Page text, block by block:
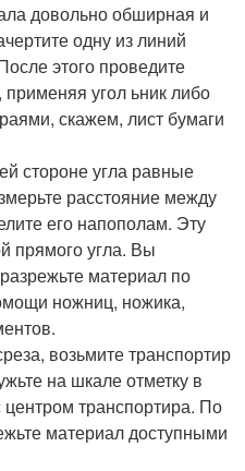
довольно обширная и
одну из линий
этого проведите
угол ьник либо
скажем, лист бумаги
стороне угла равные
расстояние между
его напополам. Эту
прямого угла. Вы
материал по
ножниц, ножика,
возьмите транспортир
на шкале отметку в
центром транспортира. По
материал доступными